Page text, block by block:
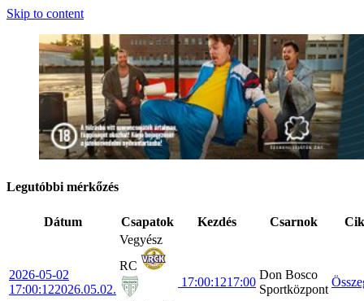
Skip to content
Legutóbbi mérkőzés
Dátum Csapatok Kezdés Csarnok
2026-05-02
17:00:122026.05.02.
Vegyész
RC
17:00:1217:00
Don Bosco
Sportközpont